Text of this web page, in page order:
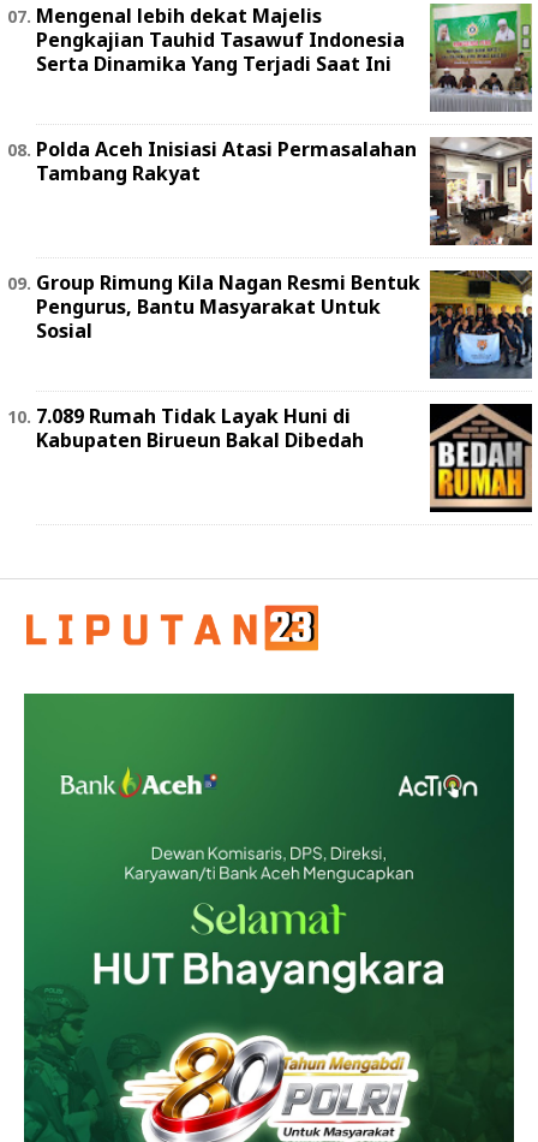
Mengenal lebih dekat Majelis
Pengkajian Tauhid Tasawuf Indonesia
Serta Dinamika Yang Terjadi Saat Ini
Polda Aceh Inisiasi Atasi Permasalahan
Tambang Rakyat
Group Rimung Kila Nagan Resmi Bentuk
Pengurus, Bantu Masyarakat Untuk
Sosial
7.089 Rumah Tidak Layak Huni di
Kabupaten Birueun Bakal Dibedah